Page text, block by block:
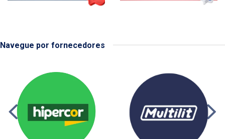
Navegue por fornecedores